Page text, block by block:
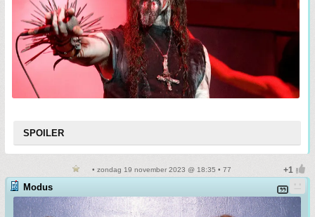
SPOILER
• zondag 19 november 2023 @ 18:35 • 77
Modus